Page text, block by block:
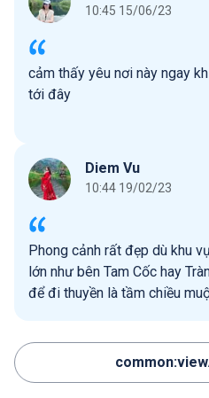
10:45 15/06/23
cảm thấy yêu nơi này ngay
tới đây
Diem Vu
10:44 19/02/23
Phong cảnh rất đẹp dù khu
lớn như bên Tam Cốc hay
để đi thuyền là tầm chiều